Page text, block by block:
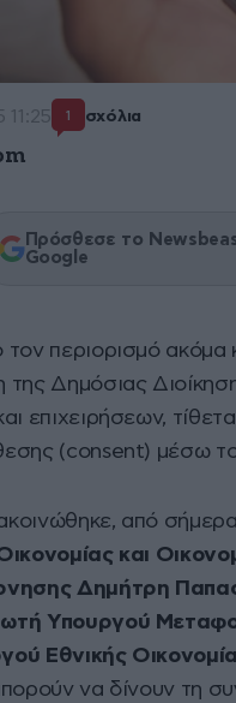
11:25 1 σχόλια
Πρόσθεσε το
Google
περιορισμό ακόμα
της Δημόσιας
επιχειρήσεων,
(consent) μέσω
από
και
Δημήτρη
Υπουργού
Εθνικής
να δίνουν τη